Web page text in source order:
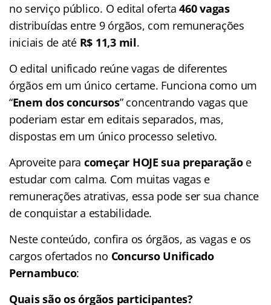
no serviço público. O edital oferta460 vagas
distribuídas entre 9 órgãos, com remunerações
iniciais de até R$ 11,3 mil.
O edital unificado reúne vagas de diferentes
órgãos em um único certame. Funciona como um
“Enem dos concursos” concentrando vagas que
poderiam estar em editais separados, mas,
dispostas em um único processo seletivo.
Aproveite para começar HOJE sua preparaçãoe
estudar com calma. Com muitas vagas e
remunerações atrativas, essa pode ser sua chance
de conquistar a estabilidade.
Neste conteúdo, confira os órgãos, as vagas e os
cargos ofertados no Concurso Unificado
Pernambuco:
Quais são os órgãos participantes?